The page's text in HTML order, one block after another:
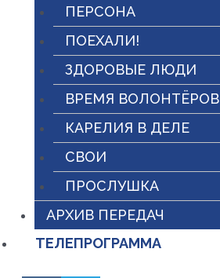
ПЕРСОНА
ПОЕХАЛИ!
ЗДОРОВЫЕ ЛЮДИ
ВРЕМЯ ВОЛОНТЁРОВ
КАРЕЛИЯ В ДЕЛЕ
СВОИ
ПРОСЛУШКА
АРХИВ ПЕРЕДАЧ
ТЕЛЕПРОГРАММА